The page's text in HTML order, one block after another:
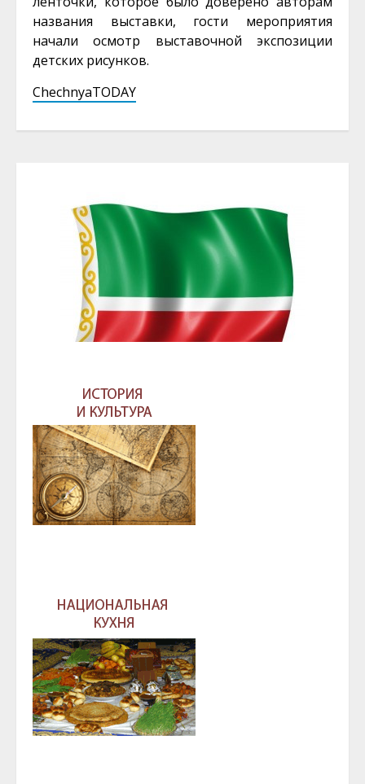
названия выставки, гости мероприятия
начали осмотр выставочной экспозиции
детских рисунков.
ChechnyaTODAY
ГЛАВА И ПРАВИТЕЛЬСТВО ЧЕЧЕНСКОЙ
РЕСПУБЛИКИ